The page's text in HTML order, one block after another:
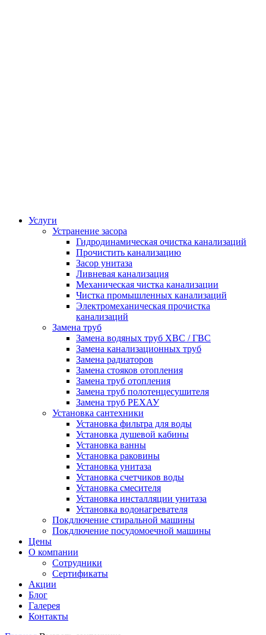
Услуги
Устранение засора
Гидродинамическая очистка канализаций
Прочистить канализацию
Засор унитаза
Ливневая канализация
Механическая чистка канализации
Чистка промышленных канализаций
Электромеханическая прочистка
канализаций
Замена труб
Замена водяных труб ХВС / ГВС
Замена канализационных труб
Замена радиаторов
Замена стояков отопления
Замена труб отопления
Замена труб полотенцесушителя
Замена труб РЕХАУ
Установка сантехники
Установка фильтра для воды
Установка душевой кабины
Установка ванны
Установка раковины
Установка унитаза
Установка счетчиков воды
Установка смесителя
Установка инсталляции унитаза
Установка водонагревателя
Покдлючение стиральной машины
Покдлючение посудомоечной машины
Цены
О компании
Сотрудники
Сертификаты
Акции
Блог
Галерея
Контакты